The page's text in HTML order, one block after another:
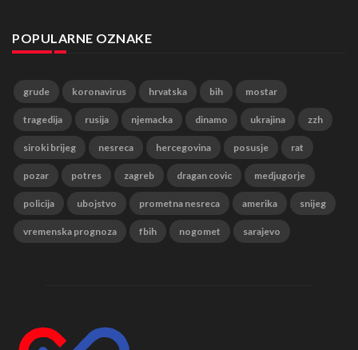
POPULARNE OZNAKE
grude koronavirus hrvatska bih mostar
tragedija rusija njemacka dinamo ukrajina zzh
siroki brijeg nesreca hercegovina posusje rat
pozar potres zagreb dragan covic medjugorje
policija ubojstvo prometna nesreca amerika snijeg
vremenska prognoza fbih nogomet sarajevo